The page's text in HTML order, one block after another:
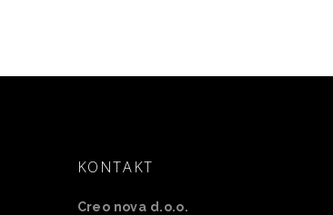
KONTAKT
Creo nova d.o.o.